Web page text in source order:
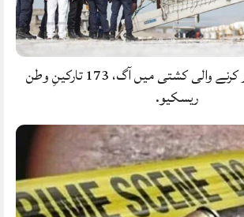
انگلش چینل عبور کرنے والی کشتی میں آگ، 173 تارکینِ وطن
ریسکیو.